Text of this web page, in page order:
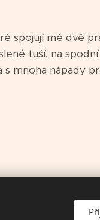
spojují mé dvě
tuší, na
mnoha nápady